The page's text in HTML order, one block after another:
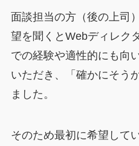
面談担当の方（後の上司
望を聞くとWebディレク
での経験や適性的にも向
いただき、「確かにそう
ました。
そのため最初に希望して